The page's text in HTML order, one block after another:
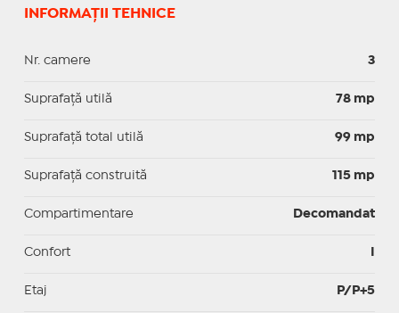
INFORMAȚII TEHNICE
Nr. camere 3
Suprafaţă utilă 78 mp
Suprafaţă total utilă 99 mp
Suprafaţă construită 115 mp
Compartimentare Decomandat
Confort
Etaj P/P+5